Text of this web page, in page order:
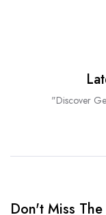
"Discover
Don't Miss